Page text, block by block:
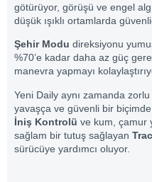
götürüyor, görüşü ve engel
düşük ışıklı ortamlarda
Şehir Modu direksiyonu
%70’e kadar daha az güç
manevra yapmayı
Yeni Daily aynı zamanda
yavaşça ve güvenli bir
İniş Kontrolü ve kum, çamur
sağlam bir tutuş sağlayan
sürücüye yardımcı oluyor.